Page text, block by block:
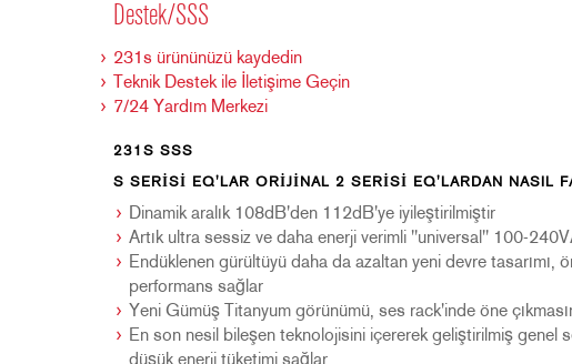
Destek/SSS
231s ürününüzü kaydedin
Teknik Destek ile İletişime Geçin
7/24 Yardım Merkezi
231S SSS
S SERISI EQ'LAR ORIJINAL 2 SERISI EQ'LARDAN NASIL
Dinamik aralık 108dB'den 112dB'ye iyileştirilmiştir
Artık ultra sessiz ve daha enerji verimli "universal" 100-
Endüklenen gürültüyü daha da azaltan yeni devre
performans sağlar
Yeni Gümüş Titanyum görünümü, ses rack'inde öne
En son nesil bileşen teknolojisini içererek geliştirilmiş genel